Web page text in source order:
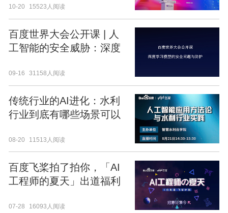
10-20 15523人阅读
百度世界大会公开课 | 人
工智能的安全威胁：深度
09-16 31158人阅读
传统行业的AI进化：水利
行业到底有哪些场景可以
08-20 11513人阅读
百度飞桨拍了拍你，「AI
工程师的夏天」出道福利
07-28 16093人阅读